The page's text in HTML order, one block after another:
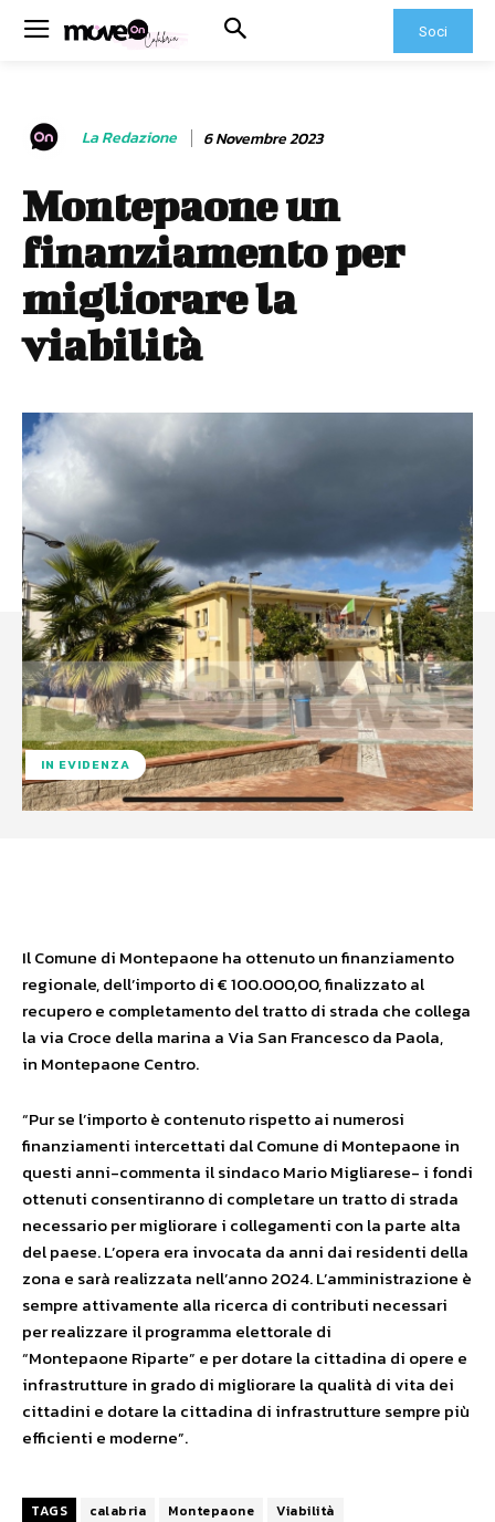
Soci
La Redazione 6 Novembre 2023
Montepaone un
finanziamento per
migliorare la
viabilità
IN EVIDENZA
Il Comune di Montepaone ha ottenuto un finanziamento
regionale, dell’importo di € 100.000,00, finalizzato al
recupero e completamento del tratto di strada che collega
la via Croce della marina a Via San Francesco da Paola,
in Montepaone Centro.
“Pur se l’importo è contenuto rispetto ai numerosi
finanziamenti intercettati dal Comune di Montepaone in
questi anni-commenta il sindaco Mario Migliarese- i fondi
ottenuti consentiranno di completare un tratto di strada
necessario per migliorare i collegamenti con la parte alta
del paese. L’opera era invocata da anni dai residenti della
zona e sarà realizzata nell’anno 2024. L’amministrazione è
sempre attivamente alla ricerca di contributi necessari
per realizzare il programma elettorale di
“Montepaone Riparte” e per dotare la cittadina di opere e
infrastrutture in grado di migliorare la qualità di vita dei
cittadini e dotare la cittadina di infrastrutture sempre più
efficienti e moderne”.
TAGS calabria Montepaone Viabilità